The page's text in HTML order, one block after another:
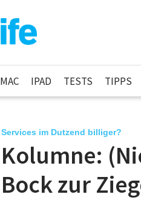
MAC IPAD TESTS TIPPS
Services im Dutzend billiger?
Kolumne:
Bock zur